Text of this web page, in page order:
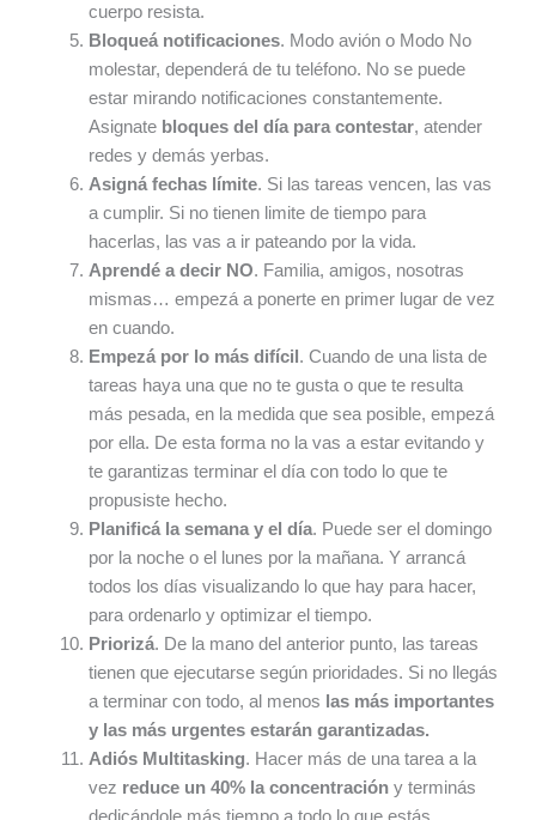
cuerpo resista.
Bloqueá notificaciones. Modo avión o Modo No
molestar, dependerá de tu teléfono. No se puede
estar mirando notificaciones constantemente.
Asignatebloques del día para contestar, atender
redes y demás yerbas.
Asigná fechas límite. Si las tareas vencen, las vas
a cumplir. Si no tienen limite de tiempo para
hacerlas, las vas a ir pateando por la vida.
Aprendé a decir NO. Familia, amigos, nosotras
mismas… empezá a ponerte en primer lugar de vez
en cuando.
Empezá por lo más difícil. Cuando de una lista de
tareas haya una que no te gusta o que te resulta
más pesada, en la medida que sea posible, empezá
por ella. De esta forma no la vas a estar evitando y
te garantizas terminar el día con todo lo que te
propusiste hecho.
Planificá la semana y el día. Puede ser el domingo
por la noche o el lunes por la mañana. Y arrancá
todos los días visualizando lo que hay para hacer,
para ordenarlo y optimizar el tiempo.
Priorizá. De la mano del anterior punto, las tareas
tienen que ejecutarse según prioridades. Si no llegás
a terminar con todo, al menos las más importantes
y las más urgentes estarán garantizadas.
Adiós Multitasking. Hacer más de una tarea a la
vez reduce un 40% la concentracióny terminás
dedicándole más tiempo a todo lo que estás